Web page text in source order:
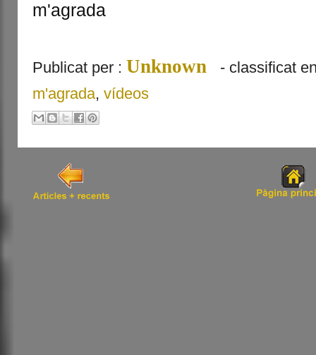
m'agrada
Publicat per : Unknown
- classificat
m'agrada, vídeos